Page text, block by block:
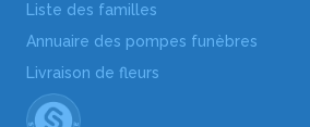
Liste des familles
Annuaire des pompes funèbres
Livraison de fleurs